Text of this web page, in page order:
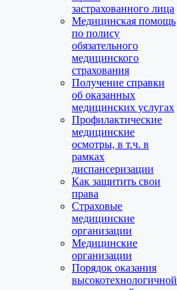
застрахованного лица
Медицинская помощь
по полису
обязательного
медицинского
страхования
Получение справки
об оказанных
медицинских услугах
Профилактические
медицинские
осмотры, в т.ч. в
рамках
диспансеризации
Как защитить свои
права
Страховые
медицинские
организации
Медицинские
организации
Порядок оказания
высокотехнологичной